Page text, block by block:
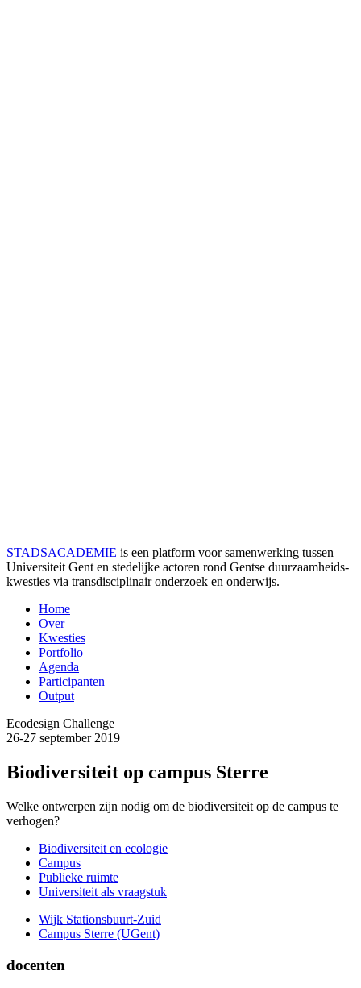
STADSACADEMIE is een platform voor samenwerking tussen
Universiteit Gent en stedelijke actoren rond Gentse duurzaamheids­
kwesties via transdisciplinair onderzoek en onderwijs.
Home
Over
Kwesties
Portfolio
Agenda
Participanten
Output
Ecodesign Challenge
26-27 september 2019
Biodiversiteit op campus Sterre
Welke ontwerpen zijn nodig om de biodiversiteit op de campus te
verhogen?
Biodiversiteit en ecologie
Campus
Publieke ruimte
Universiteit als vraagstuk
Wijk Stationsbuurt-Zuid
Campus Sterre (UGent)
docenten